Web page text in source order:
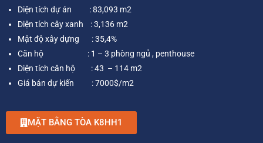
Diện tích dự án : 83,093 m2
Diện tích cây xanh : 3,136 m2
Mật độ xây dựng : 35,4%
Căn hộ : 1 – 3 phòng ngủ , penthouse
Diện tích căn hộ : 43 – 114 m2
Giá bán dự kiến : 7000$/m2
MẶT BẰNG TÒA K8HH1